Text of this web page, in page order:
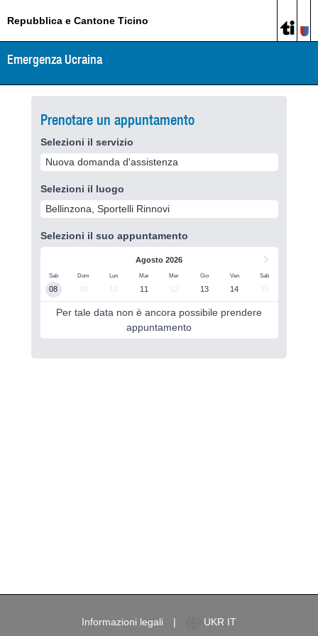
Repubblica e Cantone Ticino
Emergenza Ucraina
Prenotare un appuntamento
Selezioni il servizio
Nuova domanda d'assistenza
Selezioni il luogo
Bellinzona, Sportelli Rinnovi
Selezioni il suo appuntamento
Agosto 2026
Sab
08
Dom Lun Mar
11
Mer Gio
13
Ven
14
Sab
15
Per tale data non è ancora possibile prendere
appuntamento
Informazioni legali | UKR IT